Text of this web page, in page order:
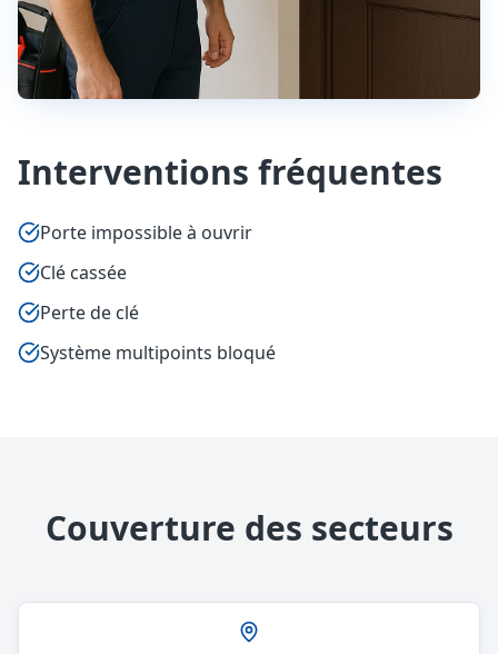
Interventions fréquentes
Porte impossible à ouvrir
Clé cassée
Perte de clé
Système multipoints bloqué
Couverture des secteurs